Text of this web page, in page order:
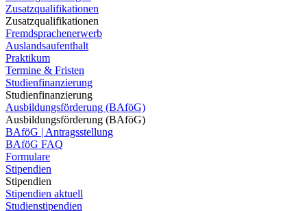
Zusatzqualifikationen
Zusatzqualifikationen
Fremdsprachenerwerb
Auslandsaufenthalt
Praktikum
Termine & Fristen
Studienfinanzierung
Studienfinanzierung
Ausbildungsförderung (BAföG)
Ausbildungsförderung (BAföG)
BAföG | Antragsstellung
BAföG FAQ
Formulare
Stipendien
Stipendien
Stipendien aktuell
Studienstipendien